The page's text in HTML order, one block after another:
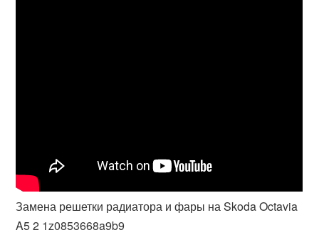
Замена решетки радиатора и фары на Skoda Octavia
A5 2 1z0853668a9b9